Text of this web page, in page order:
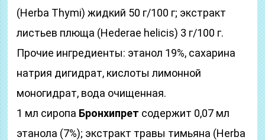
(Herba Thymi) жидкий 50 г/100 г; экстракт
листьев плюща (Hederae helicis) 3 г/100 г.
Прочие ингредиенты: этанол 19%, сахарина
натрия дигидрат, кислоты лимонной
моногидрат, вода очищенная.
1 мл сиропа Бронхипрет содержит 0,07 мл
этанола (7%); экстракт травы тимьяна (Herba